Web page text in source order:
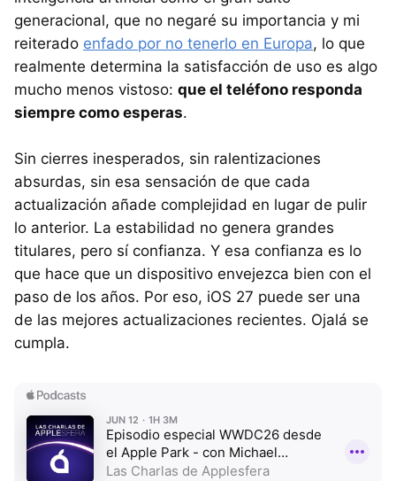
generacional, que no negaré su importancia y mi
reiterado enfado por no tenerlo en Europa, lo que
realmente determina la satisfacción de uso es algo
mucho menos vistoso: que el teléfono responda
siempre como esperas.
Sin cierres inesperados, sin ralentizaciones
absurdas, sin esa sensación de que cada
actualización añade complejidad en lugar de pulir
lo anterior. La estabilidad no genera grandes
titulares, pero sí confianza. Y esa confianza es lo
que hace que un dispositivo envejezca bien con el
paso de los años. Por eso, iOS 27 puede ser una
de las mejores actualizaciones recientes. Ojalá se
cumpla.